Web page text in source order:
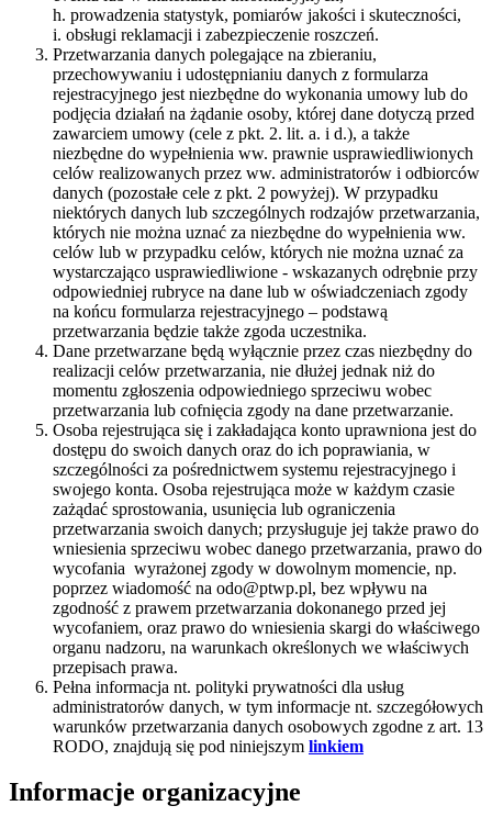
h. prowadzenia statystyk, pomiarów jakości i skuteczności,
i. obsługi reklamacji i zabezpieczenie roszczeń.
Przetwarzania danych polegające na zbieraniu,
przechowywaniu i udostępnianiu danych z formularza
rejestracyjnego jest niezbędne do wykonania umowy lub do
podjęcia działań na żądanie osoby, której dane dotyczą przed
zawarciem umowy (cele z pkt. 2. lit. a. i d.), a także
niezbędne do wypełnienia ww. prawnie usprawiedliwionych
celów realizowanych przez ww. administratorów i odbiorców
danych (pozostałe cele z pkt. 2 powyżej). W przypadku
niektórych danych lub szczególnych rodzajów przetwarzania,
których nie można uznać za niezbędne do wypełnienia ww.
celów lub w przypadku celów, których nie można uznać za
wystarczająco usprawiedliwione - wskazanych odrębnie przy
odpowiedniej rubryce na dane lub w oświadczeniach zgody
na końcu formularza rejestracyjnego – podstawą
przetwarzania będzie także zgoda uczestnika.
Dane przetwarzane będą wyłącznie przez czas niezbędny do
realizacji celów przetwarzania, nie dłużej jednak niż do
momentu zgłoszenia odpowiedniego sprzeciwu wobec
przetwarzania lub cofnięcia zgody na dane przetwarzanie.
Osoba rejestrująca się i zakładająca konto uprawniona jest do
dostępu do swoich danych oraz do ich poprawiania, w
szczególności za pośrednictwem systemu rejestracyjnego i
swojego konta. Osoba rejestrująca może w każdym czasie
zażądać sprostowania, usunięcia lub ograniczenia
przetwarzania swoich danych; przysługuje jej także prawo do
wniesienia sprzeciwu wobec danego przetwarzania, prawo do
wycofania wyrażonej zgody w dowolnym momencie, np.
poprzez wiadomość na odo@ptwp.pl, bez wpływu na
zgodność z prawem przetwarzania dokonanego przed jej
wycofaniem, oraz prawo do wniesienia skargi do właściwego
organu nadzoru, na warunkach określonych we właściwych
przepisach prawa.
Pełna informacja nt. polityki prywatności dla usług
administratorów danych, w tym informacje nt. szczegółowych
warunków przetwarzania danych osobowych zgodne z art. 13
RODO, znajdują się pod niniejszym linkiem
Informacje organizacyjne